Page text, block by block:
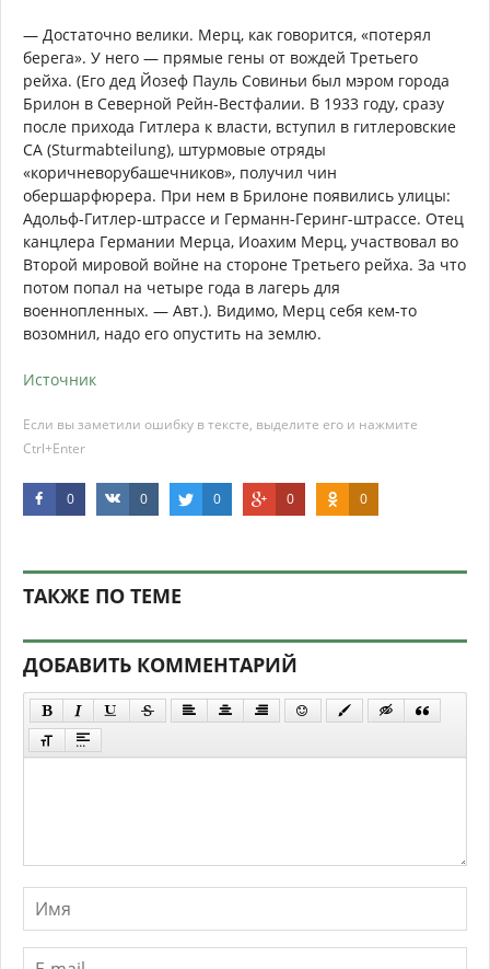
— Достаточно велики. Мерц, как говорится, «потерял
берега». У него — прямые гены от вождей Третьего
рейха. (Его дед Йозеф Пауль Совиньи был мэром города
Брилон в Северной Рейн-Вестфалии. В 1933 году, сразу
после прихода Гитлера к власти, вступил в гитлеровские
СА (Sturmabteilung), штурмовые отряды
«коричневорубашечников», получил чин
обершарфюрера. При нем в Брилоне появились улицы:
Адольф-Гитлер-штрассе и Германн-Геринг-штрассе. Отец
канцлера Германии Мерца, Иоахим Мерц, участвовал во
Второй мировой войне на стороне Третьего рейха. За что
потом попал на четыре года в лагерь для
военнопленных. — Авт.). Видимо, Мерц себя кем-то
возомнил, надо его опустить на землю.
Источник
Если вы заметили ошибку в тексте, выделите его и нажмите
Ctrl+Enter
0 0 0 0 0
ТАКЖЕ ПО ТЕМЕ
ДОБАВИТЬ КОММЕНТАРИЙ